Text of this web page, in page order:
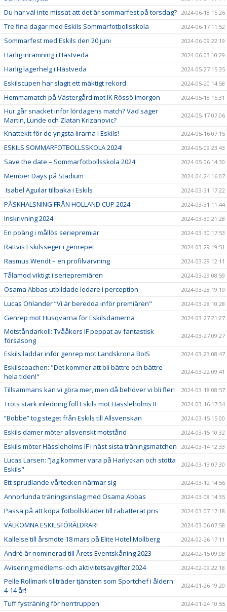
Du har väl inte missat att det är sommarfest på torsdag? 2024-06-18 15:26
Tre fina dagar med Eskils Sommarfotbollsskola 2024-06-17 11:52
Sommarfest med Eskils den 20 juni 2024-06-09 22:19
Härlig inramning i Hästveda 2024-06-03 10:29
Härlig lägerhelg i Hästveda 2024-05-27 15:35
Eskilscupen har slagit ett mäktigt rekord 2024-05-20 14:58
Hemmamatch på Västergård mot IK Rössö imorgon 2024-05-18 15:31
Hur går snacket inför lördagens match? Vad säger
Martin, Lunde och Zlatan Krizanovic?
2024-05-17 07:06
Knattekit för de yngsta lirarna i Eskils! 2024-05-16 07:15
ESKILS SOMMARFOTBOLLSSKOLA 2024! 2024-05-09 23:43
Save the date – Sommarfotbollsskola 2024 2024-05-06 14:30
Member Days på Stadium 2024-04-24 16:07
Isabel Aguilar tillbaka i Eskils 2024-03-31 17:22
PÅSKHÄLSNING FRÅN HOLLAND CUP 2024 2024-03-31 11:44
Inskrivning 2024 2024-03-30 21:28
En poäng i mållös seriepremiär 2024-03-30 17:53
Rättvis Eskilsseger i genrepet 2024-03-29 19:51
Rasmus Wendt – en profilvärvning 2024-03-29 12:11
Tålamod viktigt i seriepremiären 2024-03-29 08:59
Osama Abbas utbildade ledare i perception 2024-03-28 19:19
Lucas Ohlander ”Vi är beredda inför premiären" 2024-03-28 10:28
Genrep mot Husqvarna för Eskilsdamerna 2024-03-27 21:27
Motståndarkoll: Tvååkers IF peppat av fantastisk
försäsong
2024-03-27 09:27
Eskils laddar inför genrep mot Landskrona BoIS 2024-03-23 08:47
Eskilscoachen: "Det kommer att bli bättre och bättre
hela tiden!"
2024-03-22 09:41
Tillsammans kan vi göra mer, men då behöver vi bli fler! 2024-03-18 08:57
Trots stark inledning föll Eskils mot Hässleholms IF 2024-03-16 17:34
”Bobbe” tog steget från Eskils till Allsvenskan 2024-03-15 15:00
Eskils damer möter allsvenskt motstånd 2024-03-15 10:32
Eskils möter Hässleholms IF i näst sista träningsmatchen 2024-03-14 12:33
Lucas Larsen: ”Jag kommer vara på Harlyckan och stötta
Eskils"
2024-03-13 07:30
Ett sprudlande vårtecken närmar sig 2024-03-12 14:56
Annorlunda träningsinslag med Osama Abbas 2024-03-08 14:35
Passa på att köpa fotbollskläder till rabatterat pris 2024-03-07 17:18
VÄLKOMNA ESKILSFÖRÄLDRAR! 2024-03-06 07:58
Kallelse till årsmöte 18 mars på Elite Hotel Mollberg 2024-02-26 17:11
André är nominerad till Årets Eventskåning 2023 2024-02-15 09:08
Avisering medlems- och aktivitetsavgifter 2024 2024-02-09 22:18
Pelle Rollmark tillträder tjänsten som Sportchef i åldern
4-14 år!
2024-01-26 19:20
Tuff fysträning för herrtruppen 2024-01-24 10:55